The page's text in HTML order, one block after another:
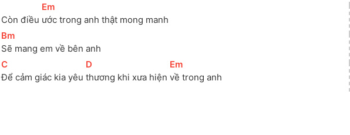
Còn điều
[Em
ước trong anh thật mong manh
[Bm
Sẽ mang em về bên anh
[
C
Để cảm giác kia yêu
[D
thương khi xưa hiện
[Em
về trong anh